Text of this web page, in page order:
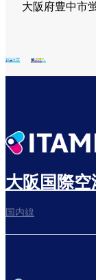
大阪府豊中市
大阪国際空
国内線